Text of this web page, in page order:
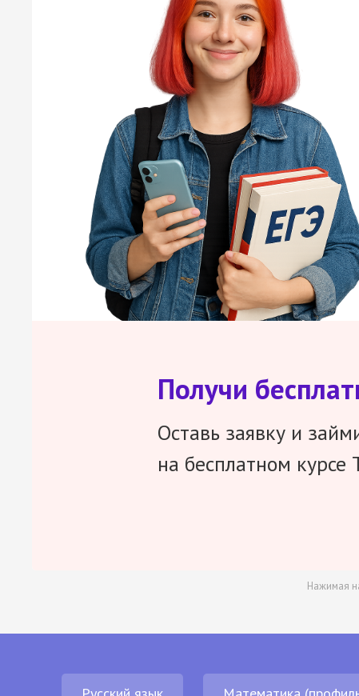
Получи
Оставь заявку и
на бесплатном курсе
Нажимая